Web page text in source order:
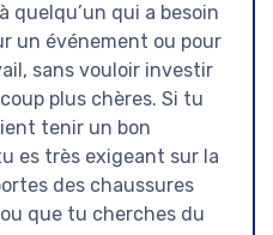
quelqu’un qui a besoin
un événement ou pour
sans vouloir investir
plus chères. Si tu
tenir un bon
es très exigeant sur la
des chaussures
que tu cherches du